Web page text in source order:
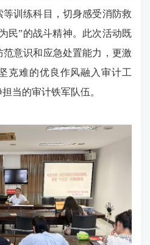
训练科目，切身感受消防救
民”的战斗精神。此次活动既
意识和应急处置能力，更激
克难的优良作风融入审计工
当的审计铁军队伍。